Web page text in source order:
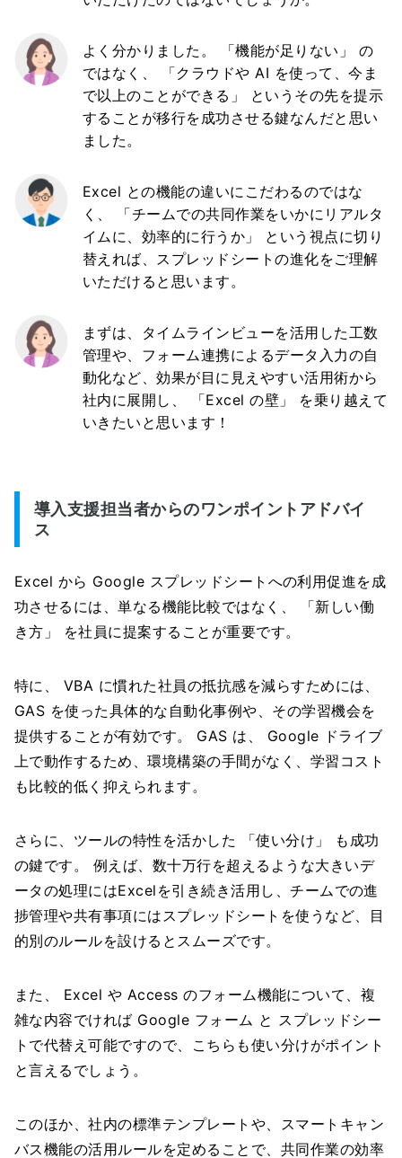
よく分かりました。 「機能が足りない」 の
ではなく、 「クラウドや AI を使って、今ま
で以上のことができる」 というその先を提示
することが移行を成功させる鍵なんだと思い
ました。
Excel との機能の違いにこだわるのではな
く、 「チームでの共同作業をいかにリアルタ
イムに、効率的に行うか」 という視点に切り
替えれば、スプレッドシートの進化をご理解
いただけると思います。
まずは、タイムラインビューを活用した工数
管理や、フォーム連携によるデータ入力の自
動化など、効果が目に見えやすい活用術から
社内に展開し、 「Excel の壁」 を乗り越えて
いきたいと思います！
導入支援担当者からのワンポイントアドバイ
ス
Excel から Google スプレッドシートへの利用促進を成
功させるには、単なる機能比較ではなく、 「新しい働
き方」 を社員に提案することが重要です。
特に、 VBA に慣れた社員の抵抗感を減らすためには、
GAS を使った具体的な自動化事例や、その学習機会を
提供することが有効です。 GAS は、 Google ドライブ
上で動作するため、環境構築の手間がなく、学習コスト
も比較的低く抑えられます。
さらに、ツールの特性を活かした 「使い分け」 も成功
の鍵です。 例えば、数十万行を超えるような大きいデ
ータの処理にはExcelを引き続き活用し、チームでの進
捗管理や共有事項にはスプレッドシートを使うなど、目
的別のルールを設けるとスムーズです。
また、 Excel や Access のフォーム機能について、複
雑な内容でければ Google フォーム と スプレッドシー
トで代替え可能ですので、こちらも使い分けがポイント
と言えるでしょう。
このほか、社内の標準テンプレートや、スマートキャン
バス機能の活用ルールを定めることで、共同作業の効率